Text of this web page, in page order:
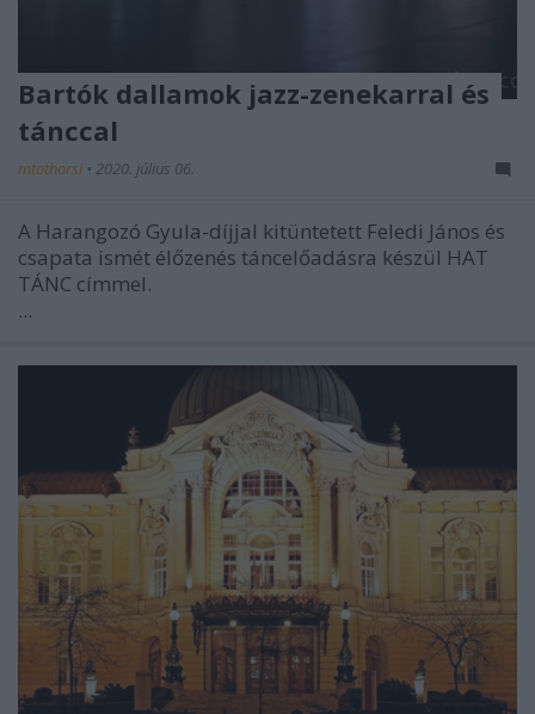
Bartók dallamok jazz-zenekarral és
tánccal
mtothorsi • 2020. július 06.
A Harangozó Gyula-díjjal kitüntetett Feledi János és
csapata ismét élőzenés táncelőadásra készül HAT
TÁNC címmel.
...